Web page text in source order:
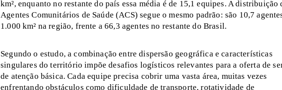
km², enquanto no restante do país essa média é de 15,1 equipes. A distribuição
Agentes Comunitários de Saúde (ACS) segue o mesmo padrão: são 10,7
1.000 km² na região, frente a 66,3 agentes no restante do Brasil.
Segundo o estudo, a combinação entre dispersão geográfica e características
singulares do território impõe desafios logísticos relevantes para a oferta de
de atenção básica. Cada equipe precisa cobrir uma vasta área, muitas vezes
enfrentando obstáculos como dificuldade de transporte, rotatividade de